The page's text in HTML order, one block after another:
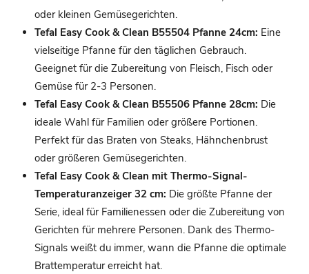
oder kleinen Gemüsegerichten.
Tefal Easy Cook & Clean B55504 Pfanne 24cm: Eine
vielseitige Pfanne für den täglichen Gebrauch.
Geeignet für die Zubereitung von Fleisch, Fisch oder
Gemüse für 2-3 Personen.
Tefal Easy Cook & Clean B55506 Pfanne 28cm: Die
ideale Wahl für Familien oder größere Portionen.
Perfekt für das Braten von Steaks, Hähnchenbrust
oder größeren Gemüsegerichten.
Tefal Easy Cook & Clean mit Thermo-Signal-
Temperaturanzeiger 32 cm: Die größte Pfanne der
Serie, ideal für Familienessen oder die Zubereitung von
Gerichten für mehrere Personen. Dank des Thermo-
Signals weißt du immer, wann die Pfanne die optimale
Brattemperatur erreicht hat.